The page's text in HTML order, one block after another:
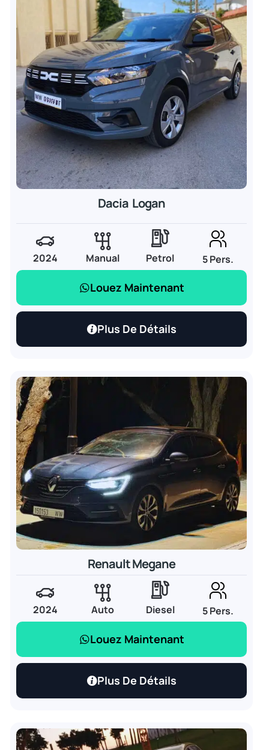
Dacia Logan
2024 Manual Petrol 5 Pers.
Louez Maintenant
Plus De Détails
Renault Megane
2024 Auto Diesel 5 Pers.
Louez Maintenant
Plus De Détails